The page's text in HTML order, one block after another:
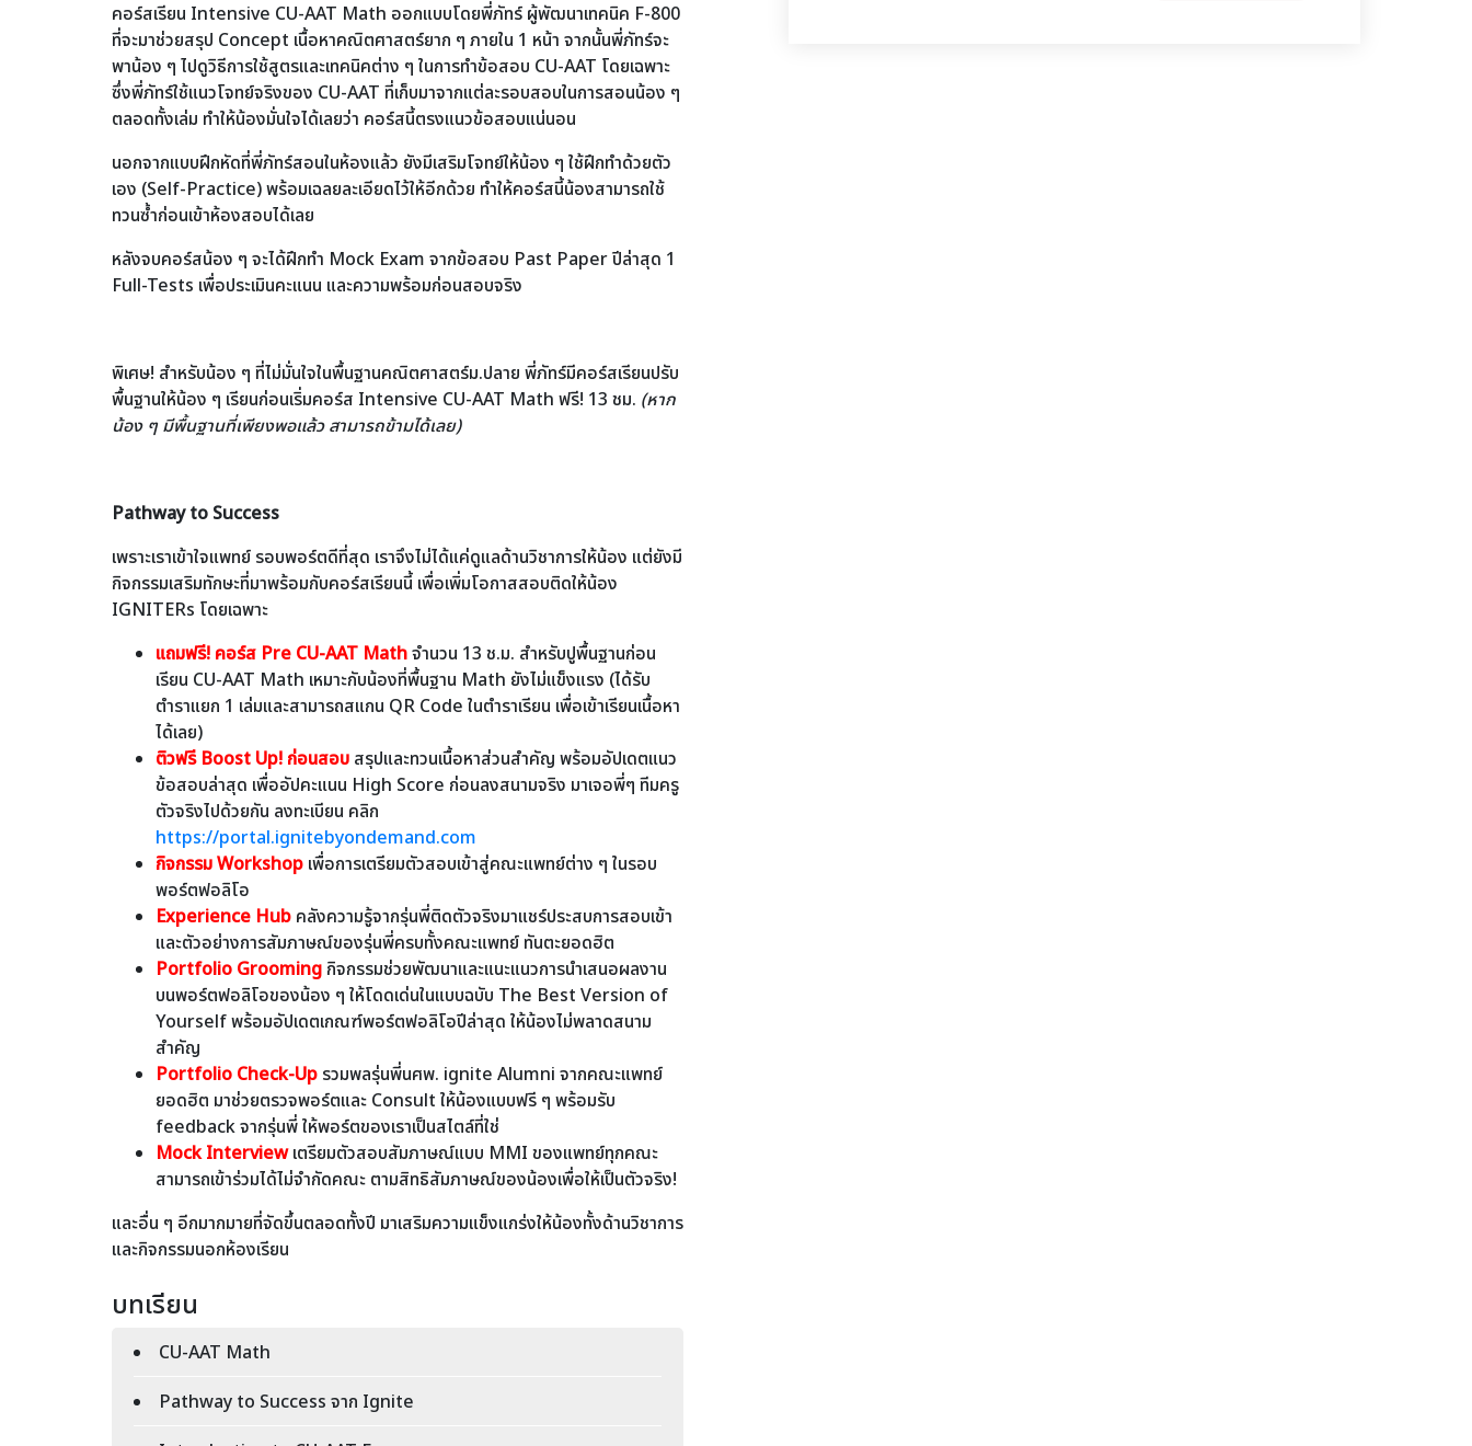
คอร์สเรียน Intensive CU-AAT Math ออกแบบโดยพี่ภัทร์ ผู้พัฒนาเทคนิค F-800
ที่จะมาช่วยสรุป Concept เนื้อหาคณิตศาสตร์ยาก ๆ ภายใน 1 หน้า จากนั้นพี่ภัทร์จะ
พาน้อง ๆ ไปดูวิธีการใช้สูตรและเทคนิคต่าง ๆ ในการทำข้อสอบ CU-AAT โดยเฉพาะ
ซึ่งพี่ภัทร์ใช้แนวโจทย์จริงของ CU-AAT ที่เก็บมาจากแต่ละรอบสอบในการสอนน้อง ๆ
ตลอดทั้งเล่ม ทำให้น้องมั่นใจได้เลยว่า คอร์สนี้ตรงแนวข้อสอบแน่นอน
นอกจากแบบฝึกหัดที่พี่ภัทร์สอนในห้องแล้ว ยังมีเสริมโจทย์ให้น้อง ๆ ใช้ฝึกทำด้วยตัว
เอง (Self-Practice) พร้อมเฉลยละเอียดไว้ให้อีกด้วย ทำให้คอร์สนี้น้องสามารถใช้
ทวนซ้ำก่อนเข้าห้องสอบได้เลย
หลังจบคอร์สน้อง ๆ จะได้ฝึกทำ Mock Exam จากข้อสอบ Past Paper ปีล่าสุด 1
Full-Tests เพื่อประเมินคะแนน และความพร้อมก่อนสอบจริง
พิเศษ! สำหรับน้อง ๆ ที่ไม่มั่นใจในพื้นฐานคณิตศาสตร์ม.ปลาย พี่ภัทร์มีคอร์สเรียนปรับ
พื้นฐานให้น้อง ๆ เรียนก่อนเริ่มคอร์ส Intensive CU-AAT Math ฟรี! 13 ชม. (หาก
น้อง ๆ มีพื้นฐานที่เพียงพอแล้ว สามารถข้ามได้เลย)
Pathway to Success
เพราะเราเข้าใจแพทย์ รอบพอร์ตดีที่สุด เราจึงไม่ได้แค่ดูแลด้านวิชาการให้น้อง แต่ยังมี
กิจกรรมเสริมทักษะที่มาพร้อมกับคอร์สเรียนนี้ เพื่อเพิ่มโอกาสสอบติดให้น้อง
IGNITERs โดยเฉพาะ
แถมฟรี! คอร์ส Pre CU-AAT Mathจำนวน 13 ช.ม. สำหรับปูพื้นฐานก่อน
เรียน CU-AAT Math เหมาะกับน้องที่พื้นฐาน Math ยังไม่แข็งแรง (ได้รับ
ตำราแยก 1 เล่มและสามารถสแกน QR Code ในตำราเรียน เพื่อเข้าเรียนเนื้อหา
ได้เลย)
ติวฟรี Boost Up! ก่อนสอบ สรุปและทวนเนื้อหาส่วนสำคัญ พร้อมอัปเดตแนว
ข้อสอบล่าสุด เพื่ออัปคะแนน High Score ก่อนลงสนามจริง มาเจอพี่ๆ ทีมครู
ตัวจริงไปด้วยกัน ลงทะเบียน คลิก
https://portal.ignitebyondemand.com
กิจกรรม Workshop เพื่อการเตรียมตัวสอบเข้าสู่คณะแพทย์ต่าง ๆ ในรอบ
พอร์ตฟอลิโอ
Experience Hub คลังความรู้จากรุ่นพี่ติดตัวจริงมาแชร์ประสบการสอบเข้า
และตัวอย่างการสัมภาษณ์ของรุ่นพี่ครบทั้งคณะแพทย์ ทันตะยอดฮิต
Portfolio Grooming กิจกรรมช่วยพัฒนาและแนะแนวการนำเสนอผลงาน
บนพอร์ตฟอลิโอของน้อง ๆ ให้โดดเด่นในแบบฉบับ The Best Version of
Yourself พร้อมอัปเดตเกณฑ์พอร์ตฟอลิโอปีล่าสุด ให้น้องไม่พลาดสนาม
สำคัญ
Portfolio Check-Up รวมพลรุ่นพี่นศพ. ignite Alumni จากคณะแพทย์
ยอดฮิต มาช่วยตรวจพอร์ตและ Consult ให้น้องแบบฟรี ๆ พร้อมรับ
feedback จากรุ่นพี่ ให้พอร์ตของเราเป็นสไตล์ที่ใช่
Mock Interviewเตรียมตัวสอบสัมภาษณ์แบบ MMI ของแพทย์ทุกคณะ
สามารถเข้าร่วมได้ไม่จำกัดคณะ ตามสิทธิสัมภาษณ์ของน้องเพื่อให้เป็นตัวจริง!
และอื่น ๆ อีกมากมายที่จัดขึ้นตลอดทั้งปี มาเสริมความแข็งแกร่งให้น้องทั้งด้านวิชาการ
และกิจกรรมนอกห้องเรียน
บทเรียน
CU-AAT Math
Pathway to Success จาก Ignite